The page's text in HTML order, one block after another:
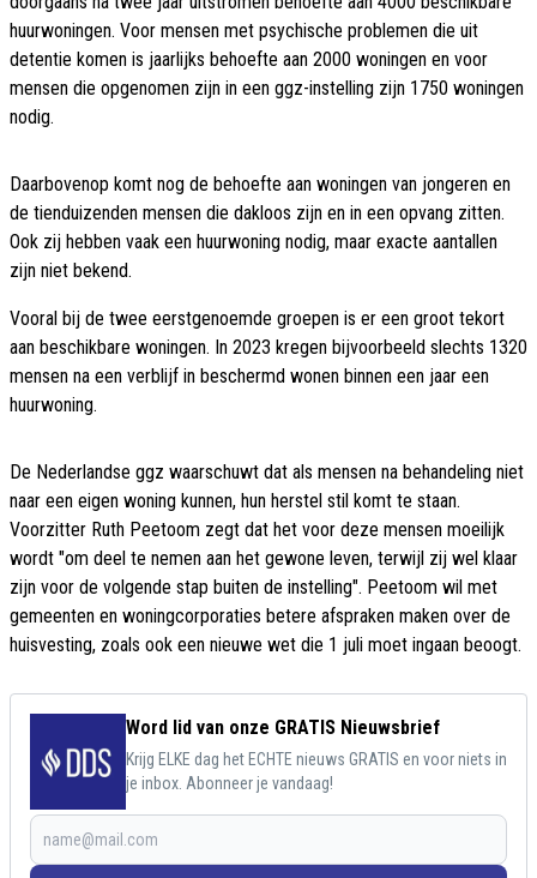
huurwoningen. Voor mensen met psychische problemen die uit
detentie komen is jaarlijks behoefte aan 2000 woningen en voor
mensen die opgenomen zijn in een ggz-instelling zijn 1750 woningen
nodig.
Daarbovenop komt nog de behoefte aan woningen van jongeren en
de tienduizenden mensen die dakloos zijn en in een opvang zitten.
Ook zij hebben vaak een huurwoning nodig, maar exacte aantallen
zijn niet bekend.
Vooral bij de twee eerstgenoemde groepen is er een groot tekort
aan beschikbare woningen. In 2023 kregen bijvoorbeeld slechts 1320
mensen na een verblijf in beschermd wonen binnen een jaar een
huurwoning.
De Nederlandse ggz waarschuwt dat als mensen na behandeling niet
naar een eigen woning kunnen, hun herstel stil komt te staan.
Voorzitter Ruth Peetoom zegt dat het voor deze mensen moeilijk
wordt "om deel te nemen aan het gewone leven, terwijl zij wel klaar
zijn voor de volgende stap buiten de instelling". Peetoom wil met
gemeenten en woningcorporaties betere afspraken maken over de
huisvesting, zoals ook een nieuwe wet die 1 juli moet ingaan beoogt.
Word lid van onze GRATIS Nieuwsbrief
Krijg ELKE dag het ECHTE nieuws GRATIS en voor niets in
je inbox. Abonneer je vandaag!